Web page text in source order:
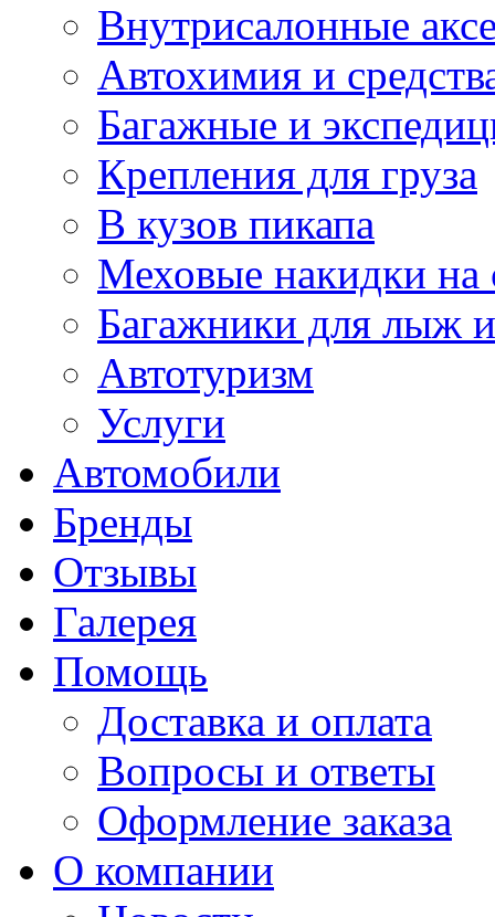
Внутрисалонные
Автохимия и
Багажные и
Крепления для груза
В кузов пикапа
Меховые накидки на
Багажники для лыж
Автотуризм
Услуги
Автомобили
Бренды
Отзывы
Галерея
Помощь
Доставка и оплата
Вопросы и ответы
Оформление заказа
О компании